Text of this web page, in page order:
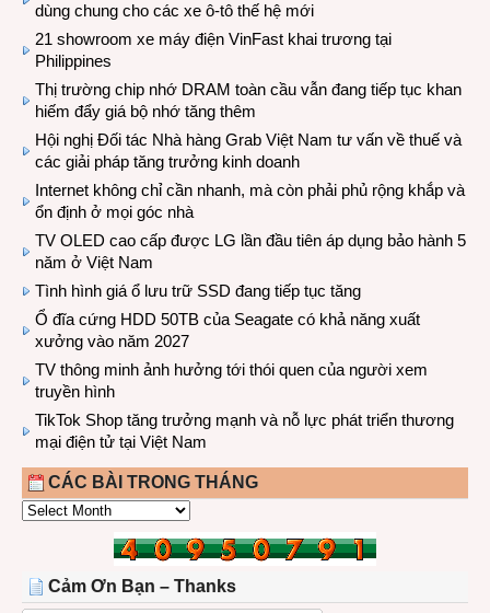
dùng chung cho các xe ô-tô thế hệ mới
21 showroom xe máy điện VinFast khai trương tại
Philippines
Thị trường chip nhớ DRAM toàn cầu vẫn đang tiếp tục khan
hiếm đẩy giá bộ nhớ tăng thêm
Hội nghị Đối tác Nhà hàng Grab Việt Nam tư vấn về thuế và
các giải pháp tăng trưởng kinh doanh
Internet không chỉ cần nhanh, mà còn phải phủ rộng khắp và
ổn định ở mọi góc nhà
TV OLED cao cấp được LG lần đầu tiên áp dụng bảo hành 5
năm ở Việt Nam
Tình hình giá ổ lưu trữ SSD đang tiếp tục tăng
Ổ đĩa cứng HDD 50TB của Seagate có khả năng xuất
xưởng vào năm 2027
TV thông minh ảnh hưởng tới thói quen của người xem
truyền hình
TikTok Shop tăng trưởng mạnh và nỗ lực phát triển thương
mại điện tử tại Việt Nam
CÁC BÀI TRONG THÁNG
CÁC
THÁNG
Cảm Ơn Bạn – Thanks